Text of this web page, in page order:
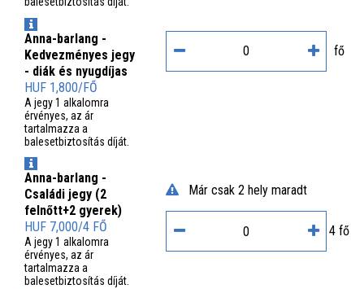
INFO
Anna-barlang -
Kedvezményes jegy
- diák és nyugdíjas
HUF 1,800/FŐ
A jegy 1 alkalomra
érvényes, az ár
tartalmazza a
balesetbiztosítás díját.
INFO
fő
Anna-barlang -
Családi jegy (2
felnőtt+2 gyerek)
HUF 7,000/4 FŐ
A jegy 1 alkalomra
érvényes, az ár
tartalmazza a
balesetbiztosítás díját.
Már csak 2 hely maradt
4 fő